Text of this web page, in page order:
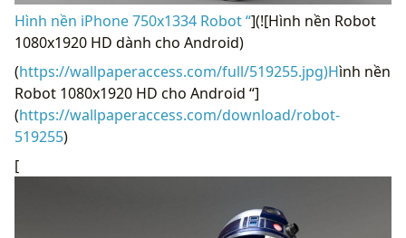
Hình nền iPhone 750x1334 Robot “](![Hình nền Robot
1080x1920 HD dành cho Android)
(https://wallpaperaccess.com/full/519255.jpg)Hình nền
Robot 1080x1920 HD cho Android “]
(https://wallpaperaccess.com/download/robot-
519255)
[